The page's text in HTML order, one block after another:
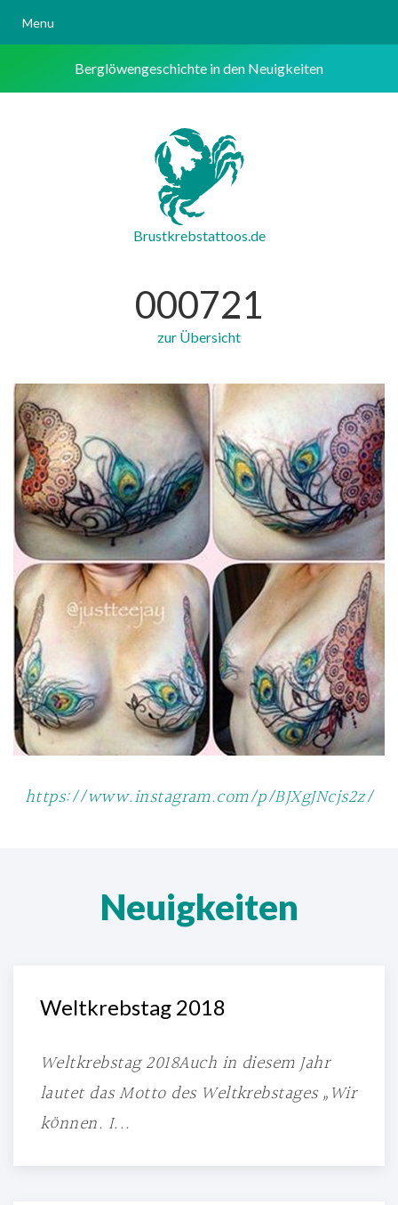
Menu
Berglöwengeschichte in den Neuigkeiten
Brustkrebstattoos.de
000721
zur Übersicht
https://www.instagram.com/p/BJXgJNcjs2z/
Neuigkeiten
Weltkrebstag 2018
Weltkrebstag 2018Auch in diesem Jahr
lautet das Motto des Weltkrebstages „Wir
können. I...